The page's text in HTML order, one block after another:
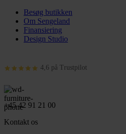
Besøg butikken
Om Sengeland
Finansiering
Design Studio
4,6 på Trustpilot
+45 42 91 21 00
Kontakt os